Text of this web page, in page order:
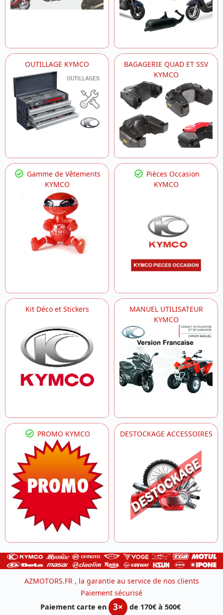
OUTILLAGE KYMCO
BAGAGERIE QUAD ET SSV
KYMCO
Gamme de Vêtements
KYMCO
Pièces Occasion
KYMCO
Kit Déco et Stickers
MANUEL UTILISATEUR
KYMCO
PROMO KYMCO DESTOCKAGE ACCESSOIRES
AZMOTORS.FR , la garantie au service de nos clients
Paiement sécurisé
Paiement carte en
3×
de 170€ à 500€